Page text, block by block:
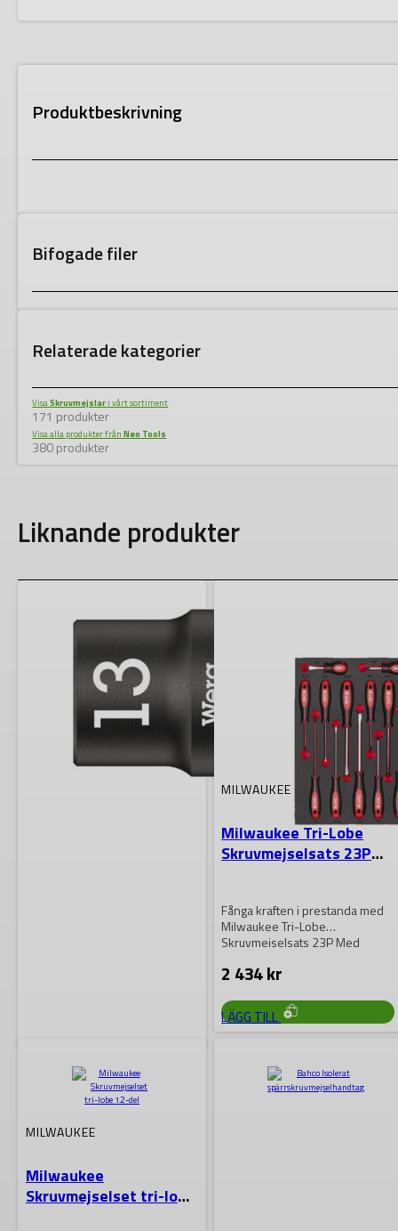
Produktbeskrivning
Bifogade filer
Relaterade kategorier
VisaSkruvmejslar i vårt sortiment
171 produkter
Visa alla produkter frånNeo Tools
380 produkter
Liknande produkter
WERA 8790 C Impaktor
hylsmejselinsats med
WERA 8790 C Impaktor 13,0
MILWAUKEE
Milwaukee Tri-Lobe
Skruvmejselsats 23P
Fånga kraften i prestanda med
Milwaukee Tri-Lobe
Skruvmejselsats 23P Med
förstklassig greppkontroll…
2 434kr
LÄGG TILL
MILWAUKEE
Milwaukee
Skruvmejselset tri-lobe